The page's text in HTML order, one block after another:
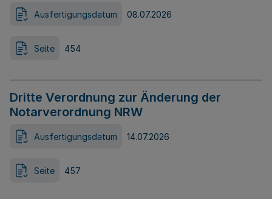
Ausfertigungsdatum 08.07.2026
Seite 454
Dritte Verordnung zur Änderung der
Notarverordnung NRW
Ausfertigungsdatum 14.07.2026
Seite 457